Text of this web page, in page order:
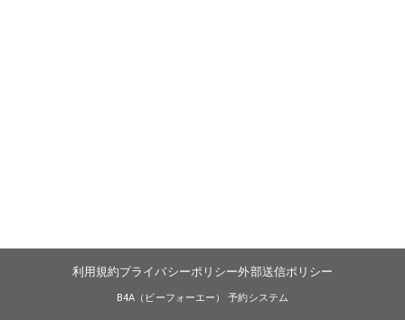
利用規約プライバシーポリシー外部送信ポリシー
B4A（ビーフォーエー） 予約システム